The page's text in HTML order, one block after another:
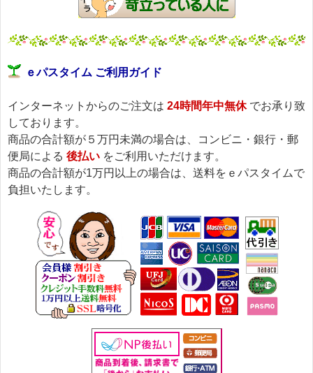
ｅパスタイム ご利用ガイド
インターネットからのご注文は 24時間年中無休でお承り致
しております。
商品の合計額が５万円未満の場合は、コンビニ・銀行・郵
便局による 後払い をご利用いただけます。
商品の合計額が1万円以上の場合は、送料をｅパスタイムで
負担いたします。